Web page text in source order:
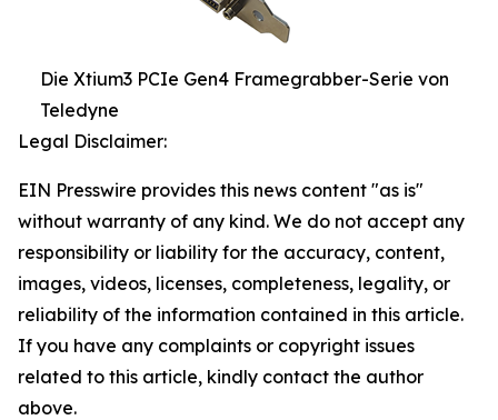
Die Xtium3 PCIe Gen4 Framegrabber-Serie von
Teledyne
Legal Disclaimer:
EIN Presswire provides this news content "as is"
without warranty of any kind. We do not accept any
responsibility or liability for the accuracy, content,
images, videos, licenses, completeness, legality, or
reliability of the information contained in this article.
If you have any complaints or copyright issues
related to this article, kindly contact the author
above.